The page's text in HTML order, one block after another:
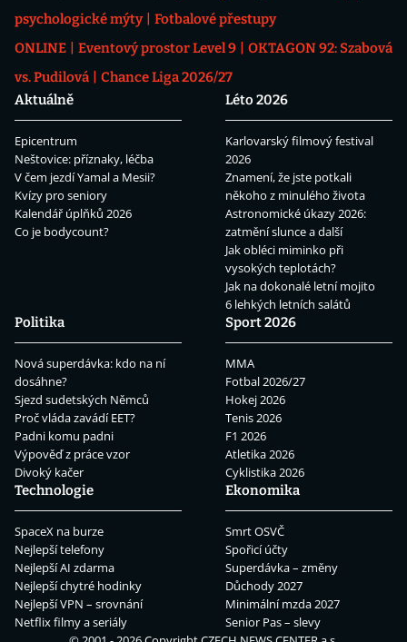
psychologické mýty
Fotbalové přestupy
ONLINE
Eventový prostor Level 9
OKTAGON 92: Szabová
vs. Pudilová
Chance Liga 2026/27
Aktuálně
Epicentrum
Neštovice: příznaky, léčba
V čem jezdí Yamal a Mesii?
Kvízy pro seniory
Kalendář úplňků 2026
Co je bodycount?
Léto 2026
Karlovarský filmový festival
2026
Znamení, že jste potkali
někoho z minulého života
Astronomické úkazy 2026:
zatmění slunce a další
Jak obléci miminko při
vysokých teplotách?
Jak na dokonalé letní mojito
6 lehkých letních salátů
Politika
Nová superdávka: kdo na ní
dosáhne?
Sjezd sudetských Němců
Proč vláda zavádí EET?
Padni komu padni
Výpověď z práce vzor
Divoký kačer
Sport 2026
MMA
Fotbal 2026/27
Hokej 2026
Tenis 2026
F1 2026
Atletika 2026
Cyklistika 2026
Technologie
SpaceX na burze
Nejlepší telefony
Nejlepší AI zdarma
Nejlepší chytré hodinky
Nejlepší VPN – srovnání
Netflix filmy a seriály
Ekonomika
Smrt OSVČ
Spořicí účty
Superdávka – změny
Důchody 2027
Minimální mzda 2027
Senior Pas – slevy